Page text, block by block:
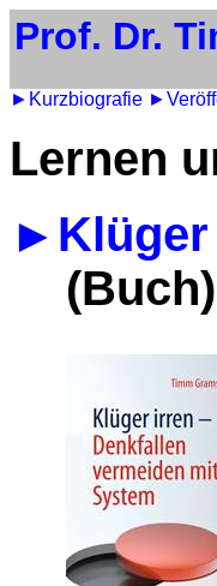
Prof. Dr.
►Kurzbiografie
Lernen
►Klüger
(Buch)